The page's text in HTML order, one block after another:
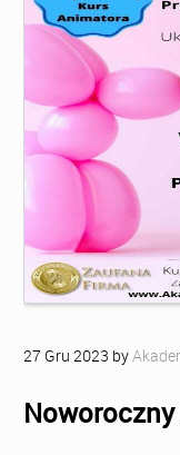
27 Gru 2023 by